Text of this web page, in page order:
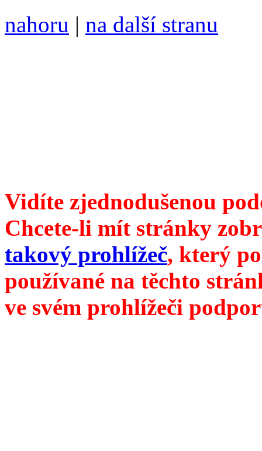
nahoru | na další stranu
Vidíte zjednodušenou
Chcete-li mít stránky
takový prohlížeč, který
používané na těchto
ve svém prohlížeči